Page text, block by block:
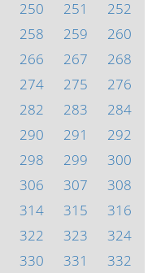
250 251
252
258 259
260
266 267
268
274 275
276
282 283
284
290 291
292
298 299
300
306 307
308
314 315
316
322 323
324
330 331
332